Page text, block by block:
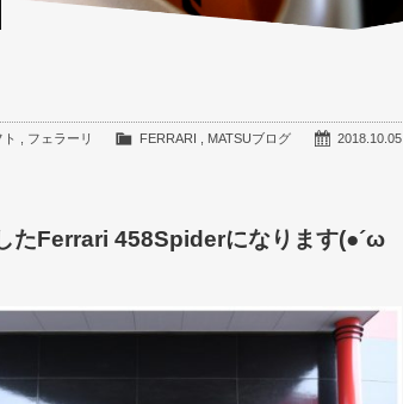
2018.10.05
FERRARI MATSUブログ
フェラーリ
たFerrari 458Spiderになります(●´ω